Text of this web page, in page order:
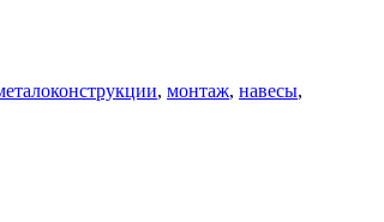
, монтаж, навесы,